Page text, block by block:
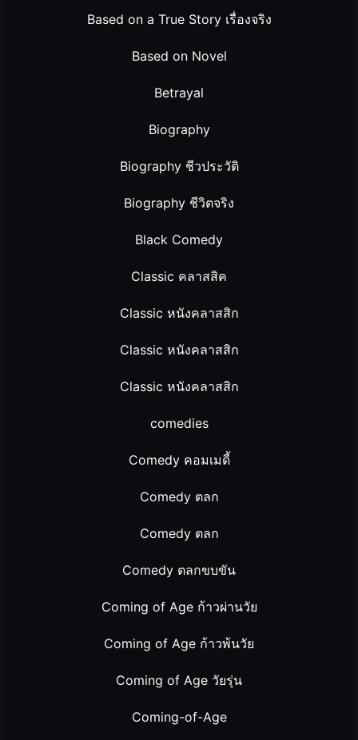
Based on a True Story เรื่องจริง
Based on Novel
Betrayal
Biography
Biography ชีวประวัติ
Biography ชีวิตจริง
Black Comedy
Classic คลาสสิค
Classic หนังคลาสสิก
Classic หนังคลาสสิก
Classic หนังคลาสสิก
comedies
Comedy คอมเมดี้
Comedy ตลก
Comedy ตลก
Comedy ตลกขบขัน
Coming of Age ก้าวผ่านวัย
Coming of Age ก้าวพ้นวัย
Coming of Age วัยรุ่น
Coming-of-Age